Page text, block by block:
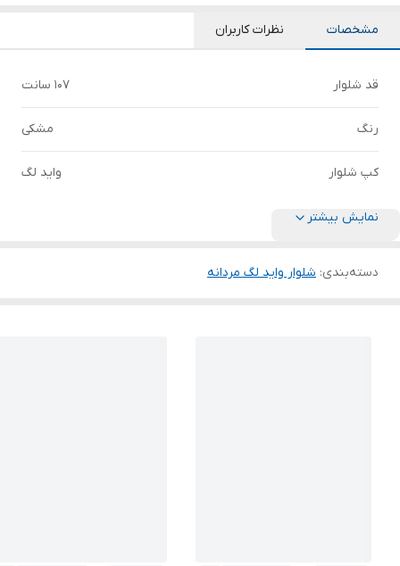
مشخصات نظرات کاربران
قد شلوار ۱۰۷ سانت
رنگ مشکی
کپ شلوار واید لگ
نمایش بیشتر
دسته‌بندی: شلوار واید لگ مردانه